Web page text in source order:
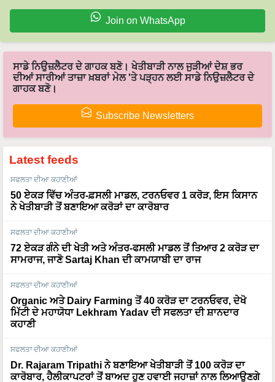
Join on WhatsApp
ਸਾਡੇ ਨਿਉਜ਼ਲੈਟਰ ਦੇ ਗਾਹਕ ਬਣੋ। ਖੇਤੀਬਾੜੀ ਨਾਲ ਜੁੜੀਆਂ ਦੇਸ਼ ਭਰ
ਦੀਆਂ ਸਾਰੀਆਂ ਤਾਜ਼ਾ ਖ਼ਬਰਾਂ ਮੇਲ 'ਤੇ ਪੜ੍ਹਨ ਲਈ ਸਾਡੇ ਨਿਉਜ਼ਲੈਟਰ ਦੇ
ਗਾਹਕ ਬਣੋ।
Subscribe Newsletters
Latest feeds
ਸਫਲਤਾ ਦੀਆ ਕਹਾਣੀਆਂ
50 ਏਕੜ ਵਿੱਚ ਅੰਤਰ-ਫ਼ਸਲੀ ਮਾਡਲ, ਟਰਨਓਵਰ 1 ਕਰੋੜ, ਇਸ ਕਿਸਾਨ
ਨੇ ਖੇਤੀਬਾੜੀ ਤੋਂ ਬਣਾਇਆ ਕਰੋੜਾਂ ਦਾ ਕਾਰੋਬਾਰ
ਸਫਲਤਾ ਦੀਆ ਕਹਾਣੀਆਂ
72 ਏਕੜ ਗੰਨੇ ਦੀ ਖੇਤੀ ਅਤੇ ਅੰਤਰ-ਫਸਲੀ ਮਾਡਲ ਤੋਂ ਤਿਆਰ 2 ਕਰੋੜ ਦਾ
ਸਾਮਰਾਜ, ਜਾਣੋ Sartaj Khan ਦੀ ਕਾਮਯਾਬੀ ਦਾ ਰਾਜ
ਸਫਲਤਾ ਦੀਆ ਕਹਾਣੀਆਂ
Organic ਅਤੇ Dairy Farming ਤੋਂ 40 ਕਰੋੜ ਦਾ ਟਰਨਓਵਰ, ਦੇਖੋ
ਮਿੱਟੀ ਦੇ ਮਹਾਯੋਧਾ Lekhram Yadav ਦੀ ਸਫਲਤਾ ਦੀ ਸ਼ਾਨਦਾਰ
ਕਹਾਣੀ
ਸਫਲਤਾ ਦੀਆ ਕਹਾਣੀਆਂ
Dr. Rajaram Tripathi ਨੇ ਬਣਾਇਆ ਖੇਤੀਬਾੜੀ ਤੋਂ 100 ਕਰੋੜ ਦਾ
ਕਾਰੋਬਾਰ, ਹੈਲੀਕਾਪਟਰਾਂ ਤੋਂ ਬਾਅਦ ਹੁਣ ਹਵਾਈ ਜਹਾਜ਼ਾਂ ਨਾਲ ਲਿਆਉਣਗੇ